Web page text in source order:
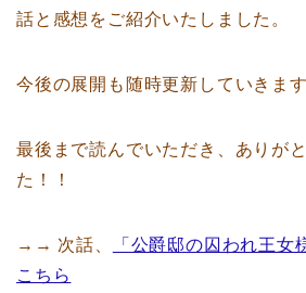
話と感想をご紹介いたしました。
今後の展開も随時更新していきます
最後まで読んでいただき、ありが
た！！
→→ 次話、
「公爵邸の囚われ王女
こちら